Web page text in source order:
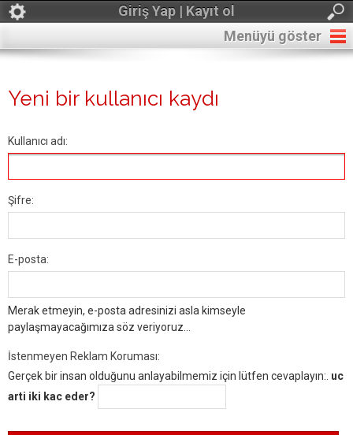
Giriş Yap | Kayıt ol
Menüyü göster
Yeni bir kullanıcı kaydı
Kullanıcı adı:
Şifre:
E-posta:
Merak etmeyin, e-posta adresinizi asla kimseyle
paylaşmayacağımıza söz veriyoruz...
İstenmeyen Reklam Koruması:
Gerçek bir insan olduğunu anlayabilmemiz için lütfen cevaplayın:. uc
arti iki kac eder?